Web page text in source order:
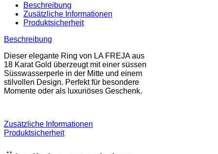
Beschreibung
Zusätzliche Informationen
Produktsicherheit
Beschreibung
Dieser elegante Ring von LA FREJA aus
18 Karat Gold überzeugt mit einer süssen
Süsswasserperle in der Mitte und einem
stilvollen Design. Perfekt für besondere
Momente oder als luxuriöses Geschenk.
Zusätzliche Informationen
Produktsicherheit